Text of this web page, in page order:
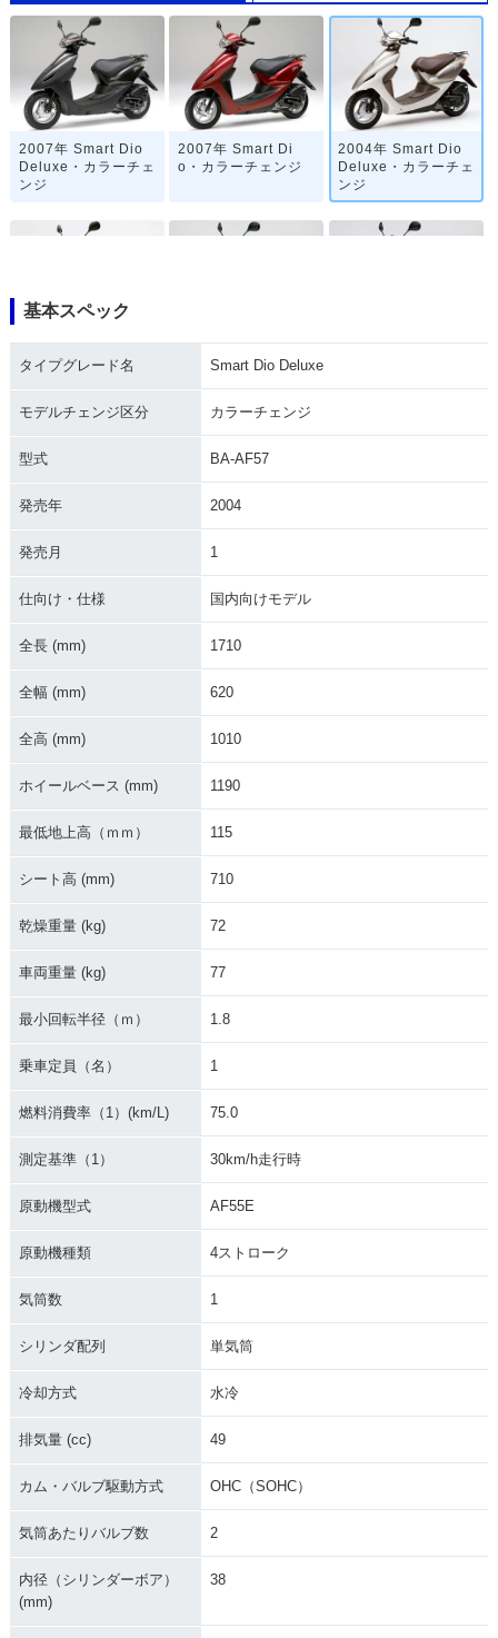
2007年 Smart Dio
Deluxe・カラーチェ
ンジ
2007年 Smart Di
o・カラーチェンジ
2004年 Smart Dio
Deluxe・カラーチェ
ンジ
o・カラーチェンジ
Deluxe・カラーチェ
2001年 Smart Dio
2001年 Smart Di
基本スペック
タイプグレード名 Smart Dio Deluxe
モデルチェンジ区分 カラーチェンジ
型式 BA-AF57
発売年 2004
発売月 1
仕向け・仕様 国内向けモデル
全長 (mm) 1710
全幅 (mm) 620
全高 (mm) 1010
ホイールベース (mm) 1190
最低地上高（ｍｍ） 115
シート高 (mm) 710
乾燥重量 (kg) 72
車両重量 (kg) 77
最小回転半径（ｍ） 1.8
乗車定員（名） 1
燃料消費率（1）(km/L) 75.0
測定基準（1） 30km/h走行時
原動機型式 AF55E
原動機種類 4ストローク
気筒数 1
シリンダ配列 単気筒
冷却方式 水冷
排気量 (cc) 49
カム・バルブ駆動方式 OHC（SOHC）
気筒あたりバルブ数 2
内径（シリンダーボア）
(mm)
38